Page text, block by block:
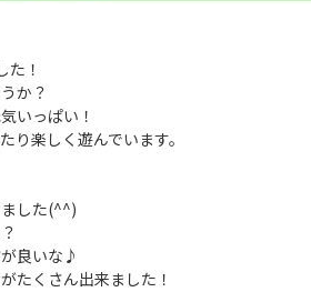
た！
か？
いっぱい！
り楽しく遊んでいます。
した(^^)
良いな♪
たくさん出来ました！